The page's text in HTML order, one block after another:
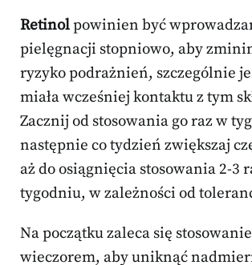
Retinolpowinien być
pielęgnacji stopniowo, aby
ryzyko podrażnień, szczególnie
miała wcześniej kontaktu z tym
Zacznij od stosowania go raz w
następnie co tydzień zwiększaj
aż do osiągnięcia stosowania 2-3
tygodniu, w zależności od
Na początku zaleca się
wieczorem, aby uniknąć